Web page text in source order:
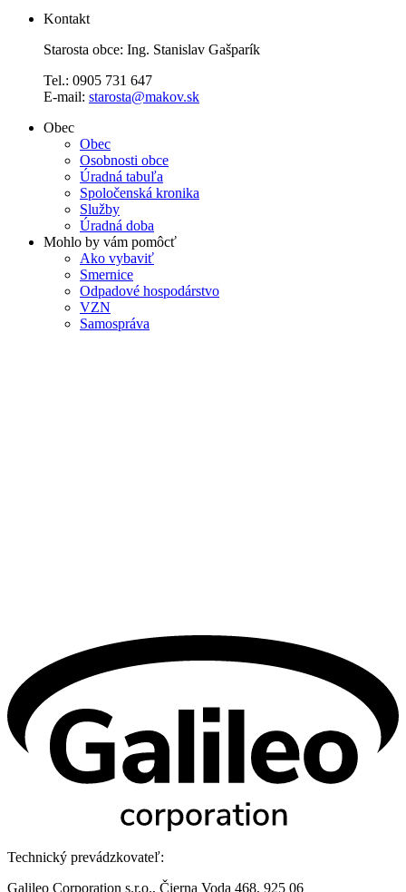
Kontakt
Starosta obce: Ing. Stanislav Gašparík
Tel.: 0905 731 647
E-mail: starosta@makov.sk
Obec
Obec
Osobnosti obce
Úradná tabuľa
Spoločenská kronika
Služby
Úradná doba
Mohlo by vám pomôcť
Ako vybaviť
Smernice
Odpadové hospodárstvo
VZN
Samospráva
Technický prevádzkovateľ:
Galileo Corporation s.r.o., Čierna Voda 468, 925 06